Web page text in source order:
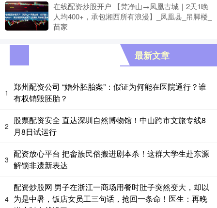
在线配资炒股开户 【梵净山→凤凰古城｜2天1晚
人均400+，承包湘西所有浪漫】_凤凰县_吊脚楼_
苗家
最新文章
1
郑州配资公司 “婚外胚胎案”：假证为何能在医院通行？谁
有权销毁胚胎？
2
股票配资安全 直达深圳自然博物馆！中山跨市文旅专线8
月8日试运行
3
配资放心平台 把畲族民俗搬进剧本杀！这群大学生赴东源
解锁非遗新表达
4
配资炒股网 男子在浙江一商场用餐时肚子突然变大，却以
为是中暑，饭店女员工三句话，抢回一条命！医生：再晚